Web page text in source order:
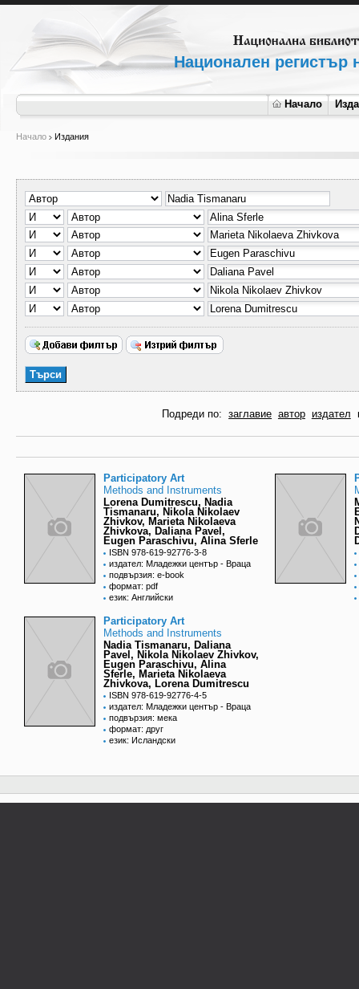
Национален регистър
Начало
Начало Издания
Подреди по: заглавие автор издател
Participatory Art
Methods and Instruments
Lorena Dumitrescu, Nadia
Tismanaru, Nikola Nikolaev
Zhivkov, Marieta Nikolaeva
Zhivkova, Daliana Pavel,
Eugen Paraschivu, Alina Sferle
ISBN 978-619-92776-3-8
издател: Младежки център - Враца
подвързия: e-book
формат: pdf
език: Английски
Participatory Art
Methods and Instruments
Nadia Tismanaru, Daliana
Pavel, Nikola Nikolaev Zhivkov,
Eugen Paraschivu, Alina
Sferle, Marieta Nikolaeva
Zhivkova, Lorena Dumitrescu
ISBN 978-619-92776-4-5
издател: Младежки център - Враца
подвързия: мека
формат: друг
език: Исландски